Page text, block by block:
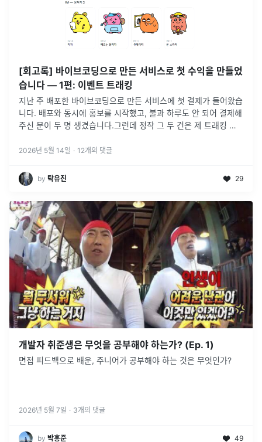
[회고록] 바이브코딩으로 만든 서비스로 첫 수익을 만들었
습니다 — 1편: 이벤트 트래킹
지난 주 배포한 바이브코딩으로 만든 서비스에 첫 결제가 들어왔습
니다. 배포와 동시에 홍보를 시작했고, 불과 하루도 안 되어 결제해
주신 분이 두 명 생겼습니다.그런데 정작 그 두 건은 제 트래킹 데
둔 탓에,...
2026년 5월 14일 · 12개의 댓글
by 탁유진 29
개발자 취준생은 무엇을 공부해야 하는가? (Ep. 1)
면접 피드백으로 배운, 주니어가 공부해야 하는 것은 무엇인가?
2026년 5월 7일 · 3개의 댓글
by 박홍준 49